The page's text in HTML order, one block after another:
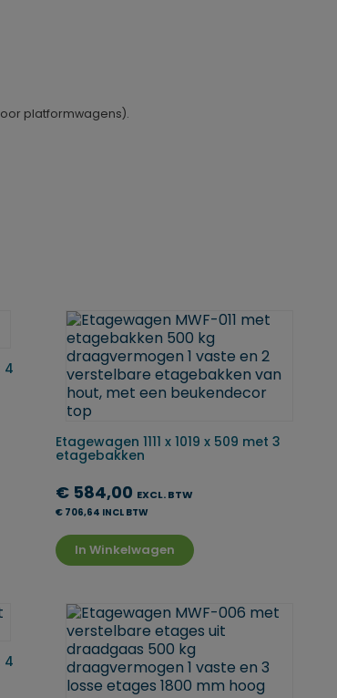
platformwagens).
4
Etagewagen 1111 x 1019 x 509 met 3
etagebakken
€ 584,00 EXCL. BTW
€ 706,64 INCL BTW
In Winkelwagen
4